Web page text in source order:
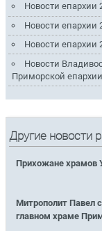
Новости епархии
Новости епархии
Новости епархии
Новости
Приморской
Другие новости
Прихожане храмов
Митрополит Павел
главном храме